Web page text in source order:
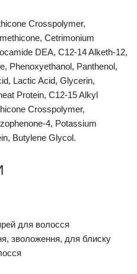
Crosspolymer,
Cetrimonium
DEA, C12-14 Alketh-12,
Phenoxyethanol, Panthenol,
Lactic Acid, Glycerin,
Protein, C12-15 Alkyl
Crosspolymer,
4, Potassium
Butylene Glycol.
для волосся
зволоження, для блиску